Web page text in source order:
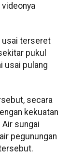
usai terseret
pukul
usai pulang
secara
kekuatan
sungai
pegunungan